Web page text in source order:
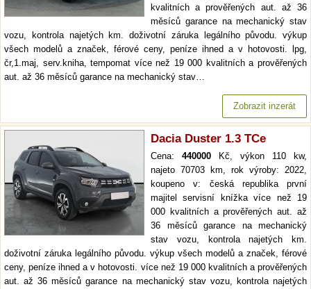
kvalitních a prověřených aut. až 36
měsíců garance na mechanický stav
vozu, kontrola najetých km. doživotní záruka legálního původu. výkup
všech modelů a značek, férové ceny, peníze ihned a v hotovosti. lpg,
čr,1.maj, serv.kniha, tempomat více než 19 000 kvalitních a prověřených
aut. až 36 měsíců garance na mechanický stav…
Zobrazit inzerát
Dacia Duster 1.3 TCe
Cena: 440000 Kč, výkon 110 kw,
najeto 70703 km, rok výroby: 2022,
koupeno v: česká republika první
majitel servisní knížka více než 19
000 kvalitních a prověřených aut. až
36 měsíců garance na mechanický
stav vozu, kontrola najetých km.
doživotní záruka legálního původu. výkup všech modelů a značek, férové
ceny, peníze ihned a v hotovosti. více než 19 000 kvalitních a prověřených
aut. až 36 měsíců garance na mechanický stav vozu, kontrola najetých